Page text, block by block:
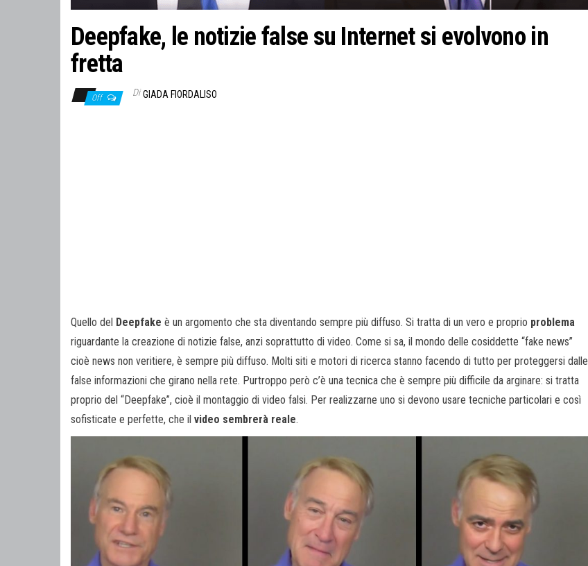
Deepfake, le notizie false su Internet si evolvono in
fretta
Off Di GIADA FIORDALISO
Quello del Deepfake è un argomento che sta diventando sempre più diffuso. Si tratta di un vero e proprio problema
riguardante la creazione di notizie false, anzi soprattutto di video. Come si sa, il mondo delle cosiddette “fake news”
cioè news non veritiere, è sempre più diffuso. Molti siti e motori di ricerca stanno facendo di tutto per proteggersi dalle
false informazioni che girano nella rete. Purtroppo però c’è una tecnica che è sempre più difficile da arginare: si tratta
proprio del “Deepfake”, cioè il montaggio di video falsi. Per realizzarne uno si devono usare tecniche particolari e così
sofisticate e perfette, che il video sembrerà reale.